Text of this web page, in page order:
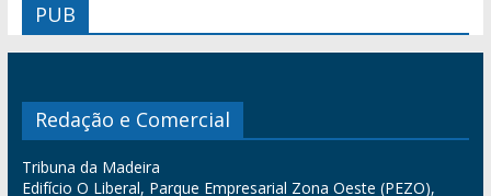
PUB
Redação e Comercial
Tribuna da Madeira
Edifício O Liberal, Parque Empresarial Zona Oeste (PEZO),